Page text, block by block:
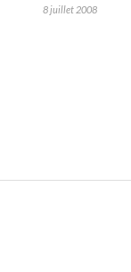
8 juillet 2008